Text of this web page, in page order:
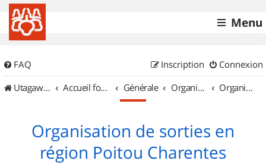
Menu
FAQ Connexion
Inscription
UtagawaVTT (Randos VTT et VTTAE avec traces GPS)
Accueil forum Générale Organisation de sorties & Recherche de partenaires Organisation de sorties en région Poitou Charentes
Organisation de sorties en
région Poitou Charentes